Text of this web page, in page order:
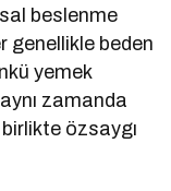
beslenme
genellikle beden
yemek
zamanda
özsaygı